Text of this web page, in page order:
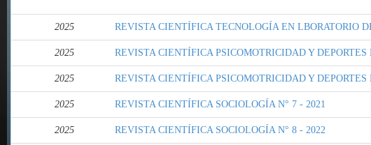
2025 REVISTA CIENTÍFICA TECNOLOGÍA EN LBORATORIO
2025 REVISTA CIENTÍFICA PSICOMOTRICIDAD Y DEPORTES
2025 REVISTA CIENTÍFICA PSICOMOTRICIDAD Y DEPORTES
2025 REVISTA CIENTÍFICA SOCIOLOGÍA N° 7 - 2021
2025 REVISTA CIENTÍFICA SOCIOLOGÍA N° 8 - 2022